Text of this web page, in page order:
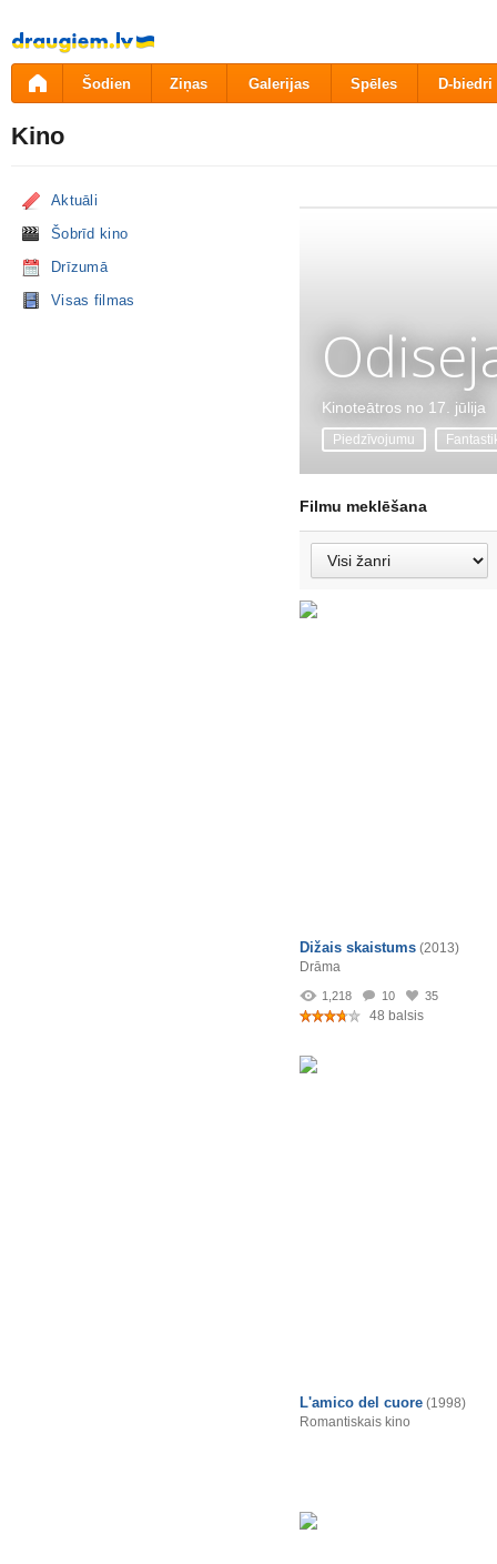
Pāriet
uz
saturu
Šodien Ziņas Galerijas Spēles D-biedri
Kino
Aktuāli
Šobrīd kino
Drīzumā
Visas filmas
Kinoteātros no 17. jūlija
Piedzīvojumu
Filmu meklēšana
Dižais skaistums (2013)
Drāma
1,218 10 35
48 balsis
L'amico del cuore (1998)
Romantiskais kino